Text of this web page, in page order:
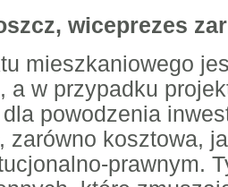
wiceprezes
mieszkaniowego
a w przypadku
dla powodzenia
zarówno kosztowa,
prawnym.